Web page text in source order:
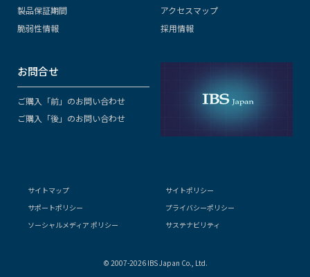
製品保証期間
脆弱性情報
アクセスマップ
採用情報
お問合せ
ご購入「前」のお問い合わせ
ご購入「後」のお問い合わせ
サイトマップ
サイトポリシー
サポートポリシー
プライバシーポリシー
ソーシャルメディア ポリシー
サステナビリティ
© 2007-2026 IBS Japan Co., Ltd.